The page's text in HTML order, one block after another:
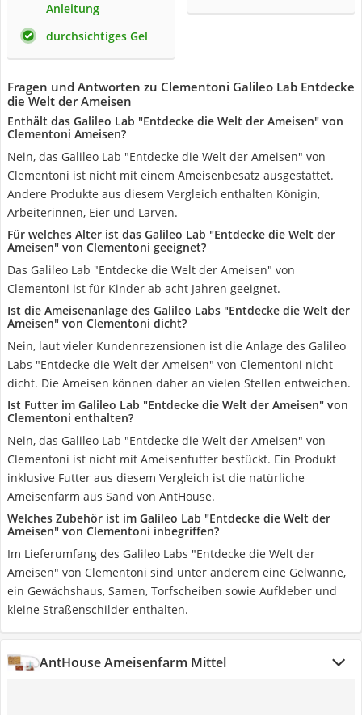
Anleitung
durchsichtiges Gel
Fragen und Antworten zu Clementoni Galileo Lab Entdecke
die Welt der Ameisen
Enthält das Galileo Lab "Entdecke die Welt der Ameisen" von
Clementoni Ameisen?
Nein, das Galileo Lab "Entdecke die Welt der Ameisen" von
Clementoni ist nicht mit einem Ameisenbesatz ausgestattet.
Andere Produkte aus diesem Vergleich enthalten Königin,
Arbeiterinnen, Eier und Larven.
Für welches Alter ist das Galileo Lab "Entdecke die Welt der
Ameisen" von Clementoni geeignet?
Das Galileo Lab "Entdecke die Welt der Ameisen" von
Clementoni ist für Kinder ab acht Jahren geeignet.
Ist die Ameisenanlage des Galileo Labs "Entdecke die Welt der
Ameisen" von Clementoni dicht?
Nein, laut vieler Kundenrezensionen ist die Anlage des Galileo
Labs "Entdecke die Welt der Ameisen" von Clementoni nicht
dicht. Die Ameisen können daher an vielen Stellen entweichen.
Ist Futter im Galileo Lab "Entdecke die Welt der Ameisen" von
Clementoni enthalten?
Nein, das Galileo Lab "Entdecke die Welt der Ameisen" von
Clementoni ist nicht mit Ameisenfutter bestückt. Ein Produkt
inklusive Futter aus diesem Vergleich ist die natürliche
Ameisenfarm aus Sand von AntHouse.
Welches Zubehör ist im Galileo Lab "Entdecke die Welt der
Ameisen" von Clementoni inbegriffen?
Im Lieferumfang des Galileo Labs "Entdecke die Welt der
Ameisen" von Clementoni sind unter anderem eine Gelwanne,
ein Gewächshaus, Samen, Torfscheiben sowie Aufkleber und
kleine Straßenschilder enthalten.
AntHouse Ameisenfarm Mittel